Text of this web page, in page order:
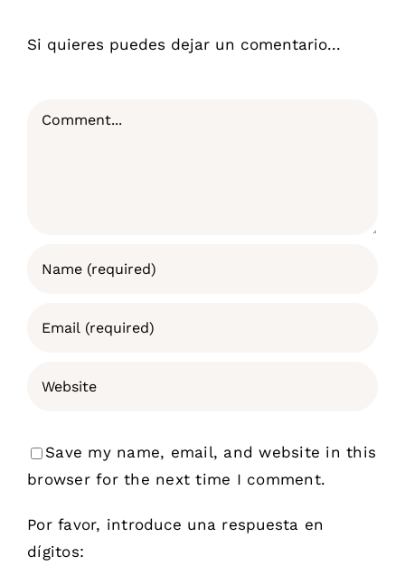
Si quieres puedes dejar un comentario...
Comment
Save my name, email, and website in this
browser for the next time I comment.
Por favor, introduce una respuesta en
dígitos: